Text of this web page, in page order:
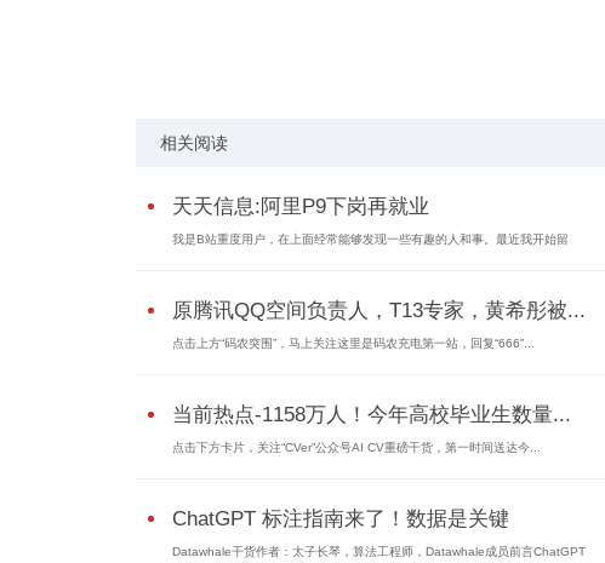
相关阅读
天天信息:阿里P9下岗再就业
我是B站重度用户，在上面经常能够发现一些有趣的人和事。最近我开始留
原腾讯QQ空间负责人，T13专家，黄希彤被...
点击上方“码农突围”，马上关注这里是码农充电第一站，回复“666”...
当前热点-1158万人！今年高校毕业生数量...
点击下方卡片，关注“CVer”公众号AI CV重磅干货，第一时间送达今...
ChatGPT 标注指南来了！数据是关键
Datawhale干货作者：太子长琴，算法工程师，Datawhale成员前言ChatGPT